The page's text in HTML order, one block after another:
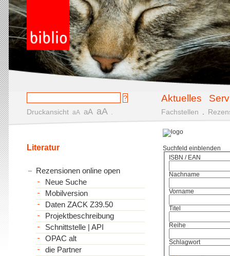
Aktuelles
Druckansicht aA aA aA Fachstellen
Suchfeld einblenden
ISBN / EAN
Nachname
Vorname
Titel
Reihe
Schlagwort
Literatur
Rezensionen online open
Neue Suche
Mobilversion
Daten ZACK Z39.50
Projektbeschreibung
Schnittstelle | API
OPAC alt
die Partner